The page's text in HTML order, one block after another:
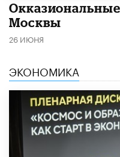
Москвы
26 ИЮНЯ
ЭКОНОМИКА